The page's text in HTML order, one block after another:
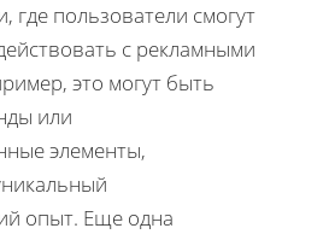
где пользователи смогут
с рекламными
это могут быть
или
элементы,
опыт. Еще одна